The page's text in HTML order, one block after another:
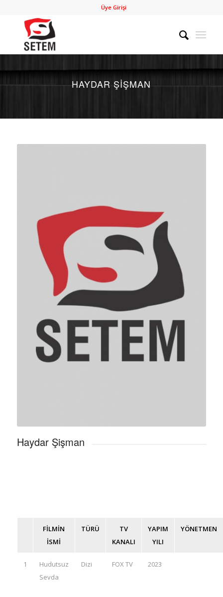
Üye Girişi
HAYDAR ŞIŞMAN
Haydar Şişman
FİLMİN
İSMİ
TÜRÜ
TV
KANALI
YAPIM
YILI
YÖNETMEN
1
Hudutsuz
Sevda
Dizi FOX TV 2023